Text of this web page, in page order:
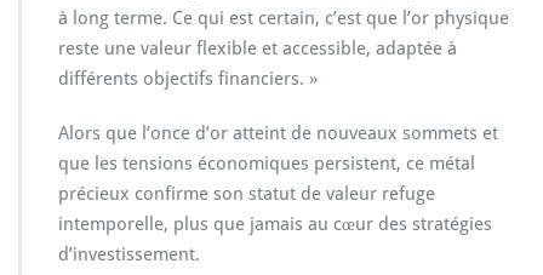
à long terme. Ce qui est certain, c’est que l’or physique
reste une valeur flexible et accessible, adaptée à
différents objectifs financiers. »
Alors que l’once d’or atteint de nouveaux sommets et
que les tensions économiques persistent, ce métal
précieux confirme son statut de valeur refuge
intemporelle, plus que jamais au cœur des stratégies
d’investissement.